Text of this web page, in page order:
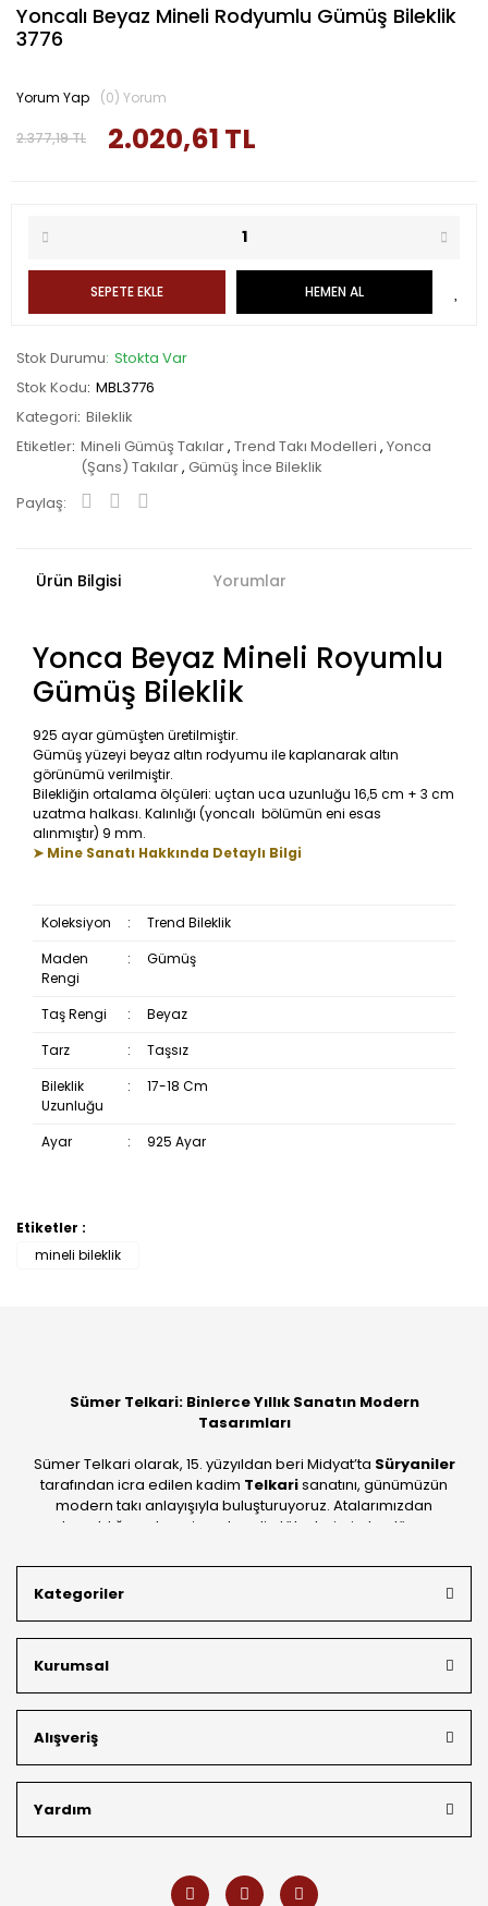
Yoncalı Beyaz Mineli Rodyumlu Gümüş Bileklik
3776
2.377,19 TL 2.020,61 TL
Yorum Yap (0) Yorum
SEPETE EKLE HEMEN AL
Stok Durumu Stokta Var
Stok Kodu MBL3776
Kategori Bileklik
Etiketler Mineli Gümüş Takılar, Trend Takı Modelleri , Yonca
(Şans) Takılar, Gümüş İnce Bileklik
Paylaş:
Ürün Bilgisi Yorumlar
Yonca Beyaz Mineli Royumlu
Gümüş Bileklik
925 ayar gümüşten üretilmiştir.
Gümüş yüzeyi beyaz altın rodyumu ile kaplanarak altın
görünümü verilmiştir.
Bilekliğin ortalama ölçüleri: uçtan uca uzunluğu 16,5 cm + 3 cm
uzatma halkası. Kalınlığı (yoncalı bölümün eni esas
alınmıştır) 9 mm.
➤ Mine Sanatı Hakkında Detaylı Bilgi
Koleksiyon :
Trend Bileklik
Maden
Rengi
: Gümüş
Taş Rengi :
Beyaz
Tarz
:
Taşsız
Bileklik
Uzunluğu
: 17-18 Cm
Ayar : 925 Ayar
Etiketler :
mineli bileklik
Sümer Telkari: Binlerce Yıllık Sanatın Modern
Tasarımları
Sümer Telkari olarak, 15. yüzyıldan beri Midyat’ta Süryaniler
tarafından icra edilen kadim Telkarisanatını, günümüzün
modern takı anlayışıyla buluşturuyoruz. Atalarımızdan
devraldığımız bu mirası; kendi atölyelerimizde, dünya
Mardin’in tarihi dokusunu yansıtan geleneksel işlemeleri, her
bütçeye uygun
müşterilerimizin özel siparişlerini benzersiz bir titizlikle
hazırlıyor; köklü geçmişimizi geleceğin takı modasına
güvenle taşıyoruz.
Kategoriler
Kurumsal
Alışveriş
Yardım